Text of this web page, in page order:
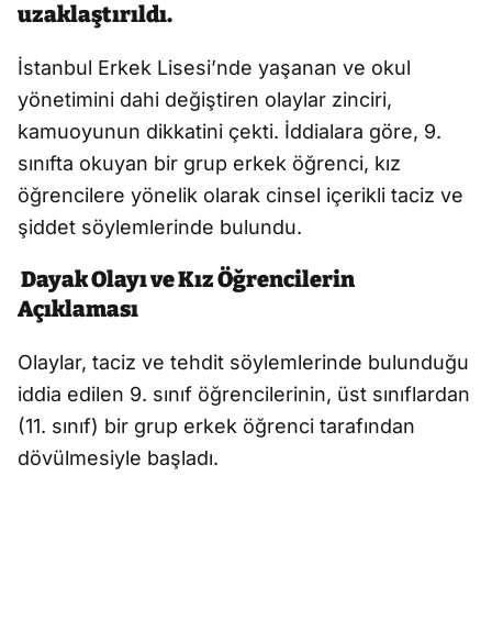
uzaklaştırıldı.
İstanbul Erkek Lisesi’nde yaşanan ve okul
yönetimini dahi değiştiren olaylar zinciri,
kamuoyunun dikkatini çekti. İddialara göre, 9.
sınıfta okuyan bir grup erkek öğrenci, kız
öğrencilere yönelik olarak cinsel içerikli taciz ve
şiddet söylemlerinde bulundu.
Dayak Olayı ve Kız Öğrencilerin
Açıklaması
Olaylar, taciz ve tehdit söylemlerinde bulunduğu
iddia edilen 9. sınıf öğrencilerinin, üst sınıflardan
(11. sınıf) bir grup erkek öğrenci tarafından
dövülmesiyle başladı.